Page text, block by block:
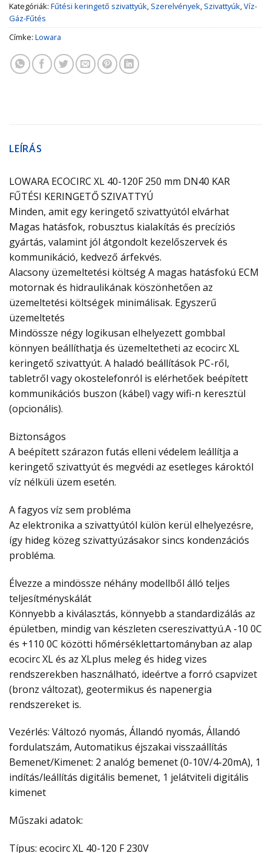
Kategóriák: Fűtési keringető szivattyúk, Szerelvények, Szivattyúk,Víz-
Gáz-Fűtés
Címke: Lowara
LEÍRÁS
LOWARA ECOCIRC XL 40-120F 250 mm DN40 KAR
FŰTÉSI KERINGETŐ SZIVATTYÚ
Minden, amit egy keringető szivattyútól elvárhat
Magas hatásfok, robusztus kialakítás és precíziós
gyártás, valamint jól átgondolt kezelőszervek és
kommunikáció, kedvező árfekvés.
Alacsony üzemeltetési költség A magas hatásfokú ECM
motornak és hidraulikának köszönhetően az
üzemeltetési költségek minimálisak. Egyszerű
üzemeltetés
Mindössze négy logikusan elhelyezett gombbal
könnyen beállíthatja és üzemeltetheti az ecocirc XL
keringető szivattyút. A haladó beállítások PC-ről,
tabletről vagy okostelefonról is elérhetőek beépített
kommunikációs buszon (kábel) vagy wifi-n keresztül
(opcionális).
Biztonságos
A beépített szárazon futás elleni védelem leállítja a
keringető szivattyút és megvédi az esetleges károktól
víz nélküli üzem esetén.
A fagyos víz sem probléma
Az elektronika a szivattyútól külön kerül elhelyezésre,
így hideg közeg szivattyúzásakor sincs kondenzációs
probléma.
Élvezze a mindössze néhány modellből álló teljes
teljesítményskálát
Könnyebb a kiválasztás, könnyebb a standardizálás az
épületben, mindig van készleten csereszivattyú.A -10 0C
és +110 0C közötti hőmérséklettartományban az alap
ecocirc XL és az XLplus meleg és hideg vizes
rendszerekben használható, ideértve a forró csapvizet
(bronz változat), geotermikus és napenergia
rendszereket is.
Vezérlés: Változó nyomás, Állandó nyomás, Állandó
fordulatszám, Automatikus éjszakai visszaállítás
Bemenet/Kimenet: 2 analóg bemenet (0-10V/4-20mA), 1
indítás/leállítás digitális bemenet, 1 jelátviteli digitális
kimenet
Műszaki adatok:
Típus: ecocirc XL 40-120 F 230V